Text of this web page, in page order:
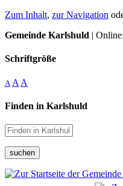
Zum Inhalt, zur Navigation
Gemeinde Karlshuld |
Schriftgröße
A A A
Finden in Karlshuld
suchen